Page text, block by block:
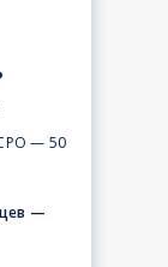
— 50
—